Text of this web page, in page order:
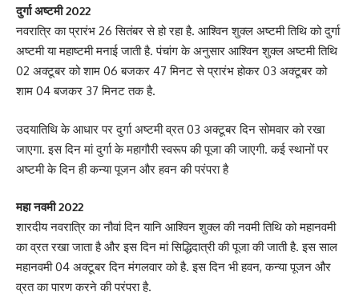
दुर्गा अष्टमी 2022
नवरात्रि का प्रारंभ 26 सितंबर से हो रहा है. आश्विन शुक्ल अष्टमी तिथि को दुर्गा
अष्टमी या महाष्टमी मनाई जाती है. पंचांग के अनुसार आश्विन शुक्ल अष्टमी तिथि
02 अक्टूबर को शाम 06 बजकर 47 मिनट से प्रारंभ होकर 03 अक्टूबर को
शाम 04 बजकर 37 मिनट तक है.
उदयातिथि के आधार पर दुर्गा अष्टमी व्रत 03 अक्टूबर दिन सोमवार को रखा
जाएगा. इस दिन मां दुर्गा के महागौरी स्वरूप की पूजा की जाएगी. कई स्थानों पर
अष्टमी के दिन ही कन्या पूजन और हवन की परंपरा है
महा नवमी 2022
शारदीय नवरात्रि का नौवां दिन यानि आश्विन शुक्ल की नवमी तिथि को महानवमी
का व्रत रखा जाता है और इस दिन मां सिद्धिदात्री की पूजा की जाती है. इस साल
महानवमी 04 अक्टूबर दिन मंगलवार को है. इस दिन भी हवन, कन्या पूजन और
व्रत का पारण करने की परंपरा है.